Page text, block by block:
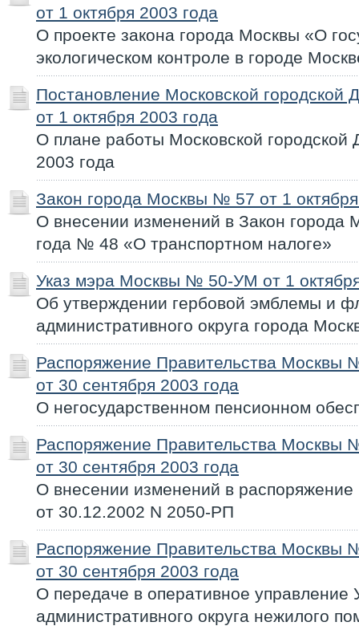
от 1 октября 2003 года
О проекте закона города Москвы «О
экологическом контроле в городе
Постановление Московской
от 1 октября 2003 года
О плане работы Московской городской
2003 года
Закон города Москвы № 57 от 1
О внесении изменений в Закон города
года № 48 «О транспортном налоге»
Указ мэра Москвы № 50-УМ от 1
Об утверждении гербовой эмблемы и
административного округа города
Распоряжение Правительства Москвы
от 30 сентября 2003 года
О негосударственном пенсионном
Распоряжение Правительства Москвы
от 30 сентября 2003 года
О внесении изменений в
от 30.12.2002 N 2050-РП
Распоряжение Правительства Москвы
от 30 сентября 2003 года
О передаче в оперативное
административного округа нежилого